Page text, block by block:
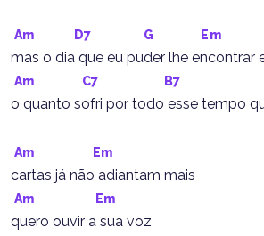
Am D7 G Em
mas o dia que eu puder lhe encontrar
Am C7 B7
o quanto sofri por todo esse tempo
Am Em
cartas já não adiantam mais
Am Em
quero ouvir a sua voz